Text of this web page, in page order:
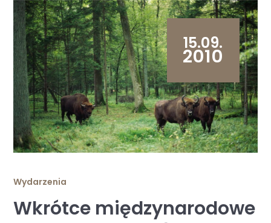
15.09.
2010
Wydarzenia
Wkrótce międzynarodowe